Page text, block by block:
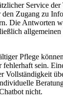
Service der
Zugang zu
Die Antworten
Pflege
sein.
Vollständigkeit
nicht.